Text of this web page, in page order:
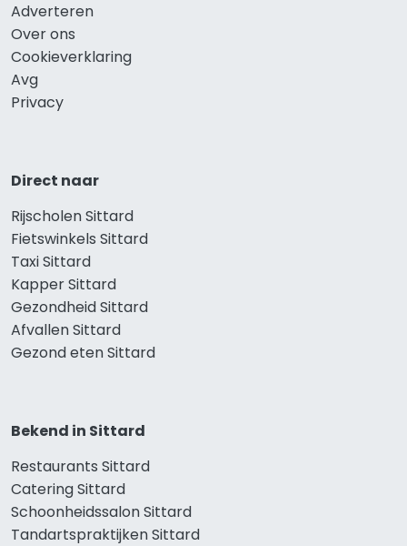
Adverteren
Over ons
Cookieverklaring
Avg
Privacy
Direct naar
Rijscholen Sittard
Fietswinkels Sittard
Taxi Sittard
Kapper Sittard
Gezondheid Sittard
Afvallen Sittard
Gezond eten Sittard
Bekend in Sittard
Restaurants Sittard
Catering Sittard
Schoonheidssalon Sittard
Tandartspraktijken Sittard